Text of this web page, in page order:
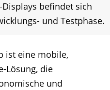
Displays befindet sich
und Testphase.
ist eine mobile,
Lösung, die
und